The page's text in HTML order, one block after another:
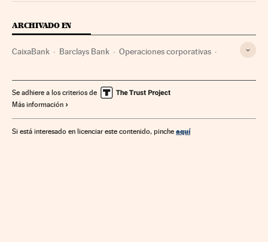
ARCHIVADO EN
CaixaBank Barclays Bank Operaciones corporativas
Política bancaria Empresas Economía
Se adhiere a los criterios de
Más información
Si está interesado en licenciar este contenido, pinche aquí